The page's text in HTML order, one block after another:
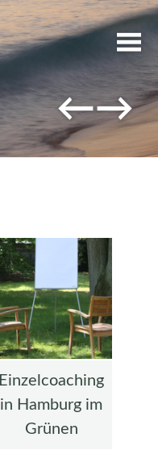
←→
Einzelcoaching
in Hamburg im
Grünen